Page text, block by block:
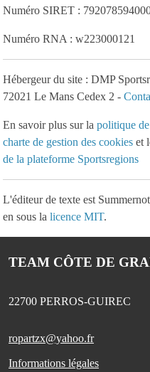
Numéro SIRET :
Numéro RNA : w223000121
Hébergeur du site : DMP
72021 Le Mans Cedex 2 -
En savoir plus sur la politique
charte de gestion des cookies et
de la plateforme Sportsregions
L'éditeur de texte est
en sous la licence MIT.
TEAM CÔTE DE
22700 PERROS-GUIREC
ropartzx@yahoo.fr
Informations légales